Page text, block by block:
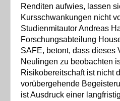
Renditen aufwies, lassen
Kursschwankungen nicht
Studienmitautor Andreas
Forschungsabteilung
SAFE, betont, dass dieses
Neulingen zu beobachten
Risikobereitschaft ist nicht
vorübergehende
ist Ausdruck einer